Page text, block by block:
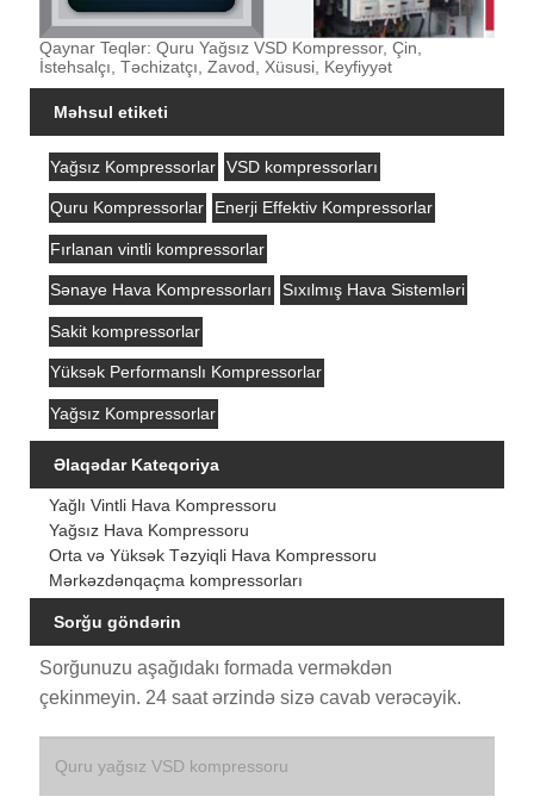
Qaynar Teqlər: Quru Yağsız VSD Kompressor, Çin,
İstehsalçı, Təchizatçı, Zavod, Xüsusi, Keyfiyyət
Məhsul etiketi
Yağsız Kompressorlar VSD kompressorları
Quru Kompressorlar Enerji Effektiv Kompressorlar
Fırlanan vintli kompressorlar
Sənaye Hava Kompressorları Sıxılmış Hava Sistemləri
Sakit kompressorlar
Yüksək Performanslı Kompressorlar
Yağsız Kompressorlar
Əlaqədar Kateqoriya
Yağlı Vintli Hava Kompressoru
Yağsız Hava Kompressoru
Orta və Yüksək Təzyiqli Hava Kompressoru
Mərkəzdənqaçma kompressorları
Sorğu göndərin
Sorğunuzu aşağıdakı formada verməkdən
çekinmeyin. 24 saat ərzində sizə cavab verəcəyik.